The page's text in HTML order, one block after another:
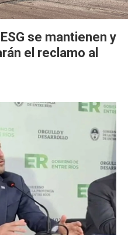
se mantienen y
el reclamo al